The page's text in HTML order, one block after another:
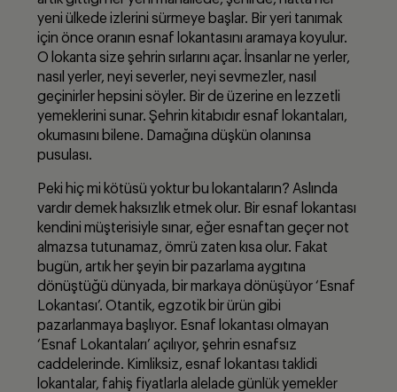
yeni ülkede izlerini sürmeye başlar. Bir yeri tanımak
için önce oranın esnaf lokantasını aramaya koyulur.
O lokanta size şehrin sırlarını açar. İnsanlar ne yerler,
nasıl yerler, neyi severler, neyi sevmezler, nasıl
geçinirler hepsini söyler. Bir de üzerine en lezzetli
yemeklerini sunar. Şehrin kitabıdır esnaf lokantaları,
okumasını bilene. Damağına düşkün olanınsa
pusulası.
Peki hiç mi kötüsü yoktur bu lokantaların? Aslında
vardır demek haksızlık etmek olur. Bir esnaf lokantası
kendini müşterisiyle sınar, eğer esnaftan geçer not
almazsa tutunamaz, ömrü zaten kısa olur. Fakat
bugün, artık her şeyin bir pazarlama aygıtına
dönüştüğü dünyada, bir markaya dönüşüyor ‘Esnaf
Lokantası’. Otantik, egzotik bir ürün gibi
pazarlanmaya başlıyor. Esnaf lokantası olmayan
‘Esnaf Lokantaları’ açılıyor, şehrin esnafsız
caddelerinde. Kimliksiz, esnaf lokantası taklidi
lokantalar, fahiş fiyatlarla alelade günlük yemekler